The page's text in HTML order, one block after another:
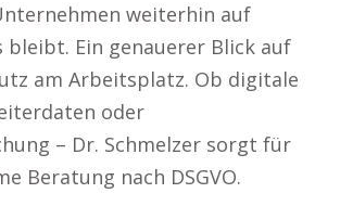
weiterhin auf
bleibt. Ein genauerer Blick auf
am Arbeitsplatz. Ob digitale
oder
– Dr. Schmelzer sorgt für
Beratung nach DSGVO.